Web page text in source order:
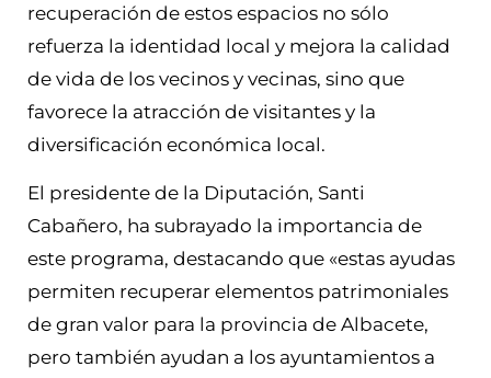
recuperación de estos espacios no sólo
refuerza la identidad local y mejora la calidad
de vida de los vecinos y vecinas, sino que
favorece la atracción de visitantes y la
diversificación económica local.
El presidente de la Diputación, Santi
Cabañero, ha subrayado la importancia de
este programa, destacando que «estas ayudas
permiten recuperar elementos patrimoniales
de gran valor para la provincia de Albacete,
pero también ayudan a los ayuntamientos a